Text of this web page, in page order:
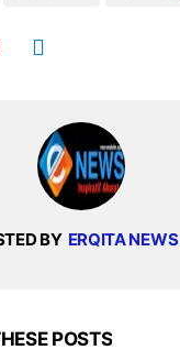
BY ERQITA NEWS
POSTS